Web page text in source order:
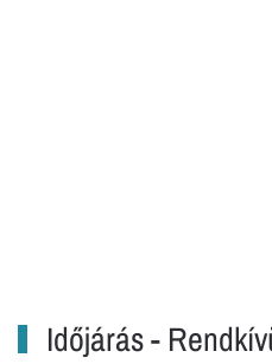
Időjárás -